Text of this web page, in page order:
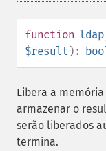
function
$result ):
Libera a
armazenar o
serão liberados
termina.